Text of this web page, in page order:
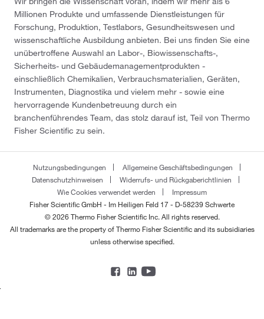
Millionen Produkte und umfassende Dienstleistungen für
Forschung, Produktion, Testlabors, Gesundheitswesen und
wissenschaftliche Ausbildung anbieten. Bei uns finden Sie eine
unübertroffene Auswahl an Labor-, Biowissenschafts-,
Sicherheits- und Gebäudemanagementprodukten -
einschließlich Chemikalien, Verbrauchsmaterialien, Geräten,
Instrumenten, Diagnostika und vielem mehr - sowie eine
hervorragende Kundenbetreuung durch ein
branchenführendes Team, das stolz darauf ist, Teil von Thermo
Fisher Scientific zu sein.
Nutzungsbedingungen
Allgemeine Geschäftsbedingungen
Datenschutzhinweisen
Widerrufs- und Rückgaberichtlinien
Wie Cookies verwendet werden
Impressum
Fisher Scientific GmbH - Im Heiligen Feld 17 - D-58239 Schwerte
© 2026 Thermo Fisher Scientific Inc. All rights reserved.
All trademarks are the property of Thermo Fisher Scientific and its subsidiaries
unless otherwise specified.